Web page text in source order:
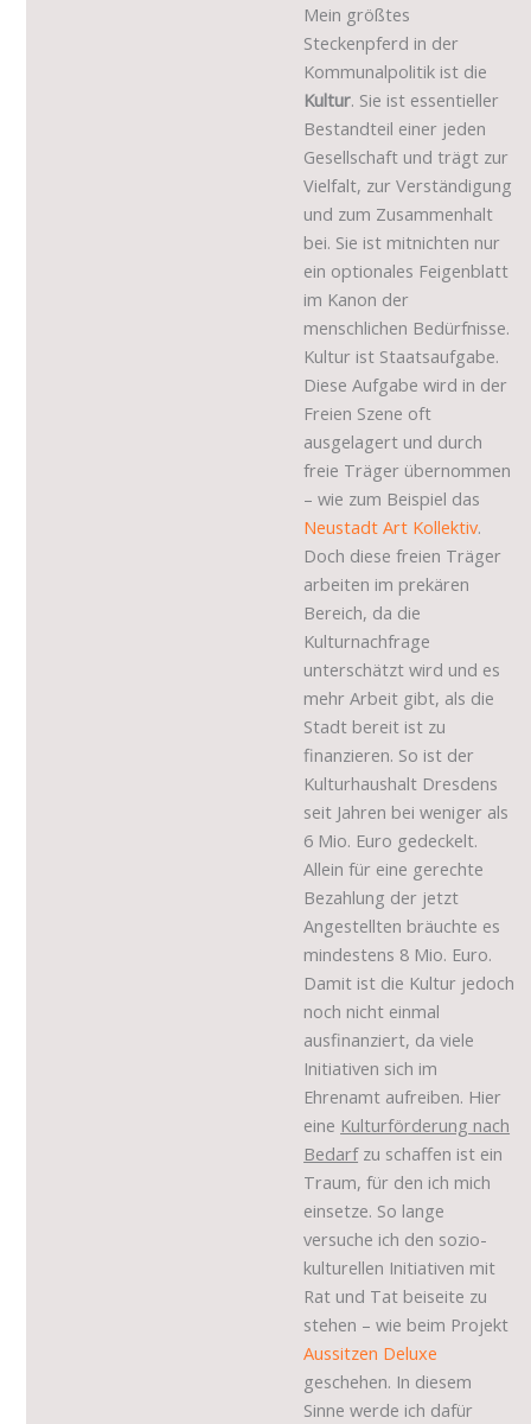
Mein größtes
Steckenpferd in der
Kommunalpolitik ist die
Kultur. Sie ist essentieller
Bestandteil einer jeden
Gesellschaft und trägt zur
Vielfalt, zur Verständigung
und zum Zusammenhalt
bei. Sie ist mitnichten nur
ein optionales Feigenblatt
im Kanon der
menschlichen Bedürfnisse.
Kultur ist Staatsaufgabe.
Diese Aufgabe wird in der
Freien Szene oft
ausgelagert und durch
freie Träger übernommen
– wie zum Beispiel das
Neustadt Art Kollektiv.
Doch diese freien Träger
arbeiten im prekären
Bereich, da die
Kulturnachfrage
unterschätzt wird und es
mehr Arbeit gibt, als die
Stadt bereit ist zu
finanzieren. So ist der
Kulturhaushalt Dresdens
seit Jahren bei weniger als
6 Mio. Euro gedeckelt.
Allein für eine gerechte
Bezahlung der jetzt
Angestellten bräuchte es
mindestens 8 Mio. Euro.
Damit ist die Kultur jedoch
noch nicht einmal
ausfinanziert, da viele
Initiativen sich im
Ehrenamt aufreiben. Hier
eine Kulturförderung nach
Bedarfzu schaffen ist ein
Traum, für den ich mich
einsetze. So lange
versuche ich den sozio-
kulturellen Initiativen mit
Rat und Tat beiseite zu
stehen – wie beim Projekt
Aussitzen Deluxe
geschehen. In diesem
Sinne werde ich dafür